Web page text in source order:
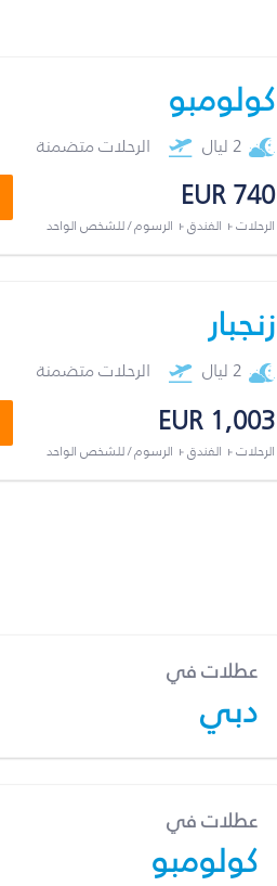
كولومبو
2 ليال الرحلات متضمنة
EUR 740
الرحلات + الفندق + الرسوم / للشخص الواحد
زنجبار
2 ليال الرحلات متضمنة
EUR 1,003
الرحلات + الفندق + الرسوم / للشخص الواحد
عطلات في
دبي
عطلات في
كولومبو